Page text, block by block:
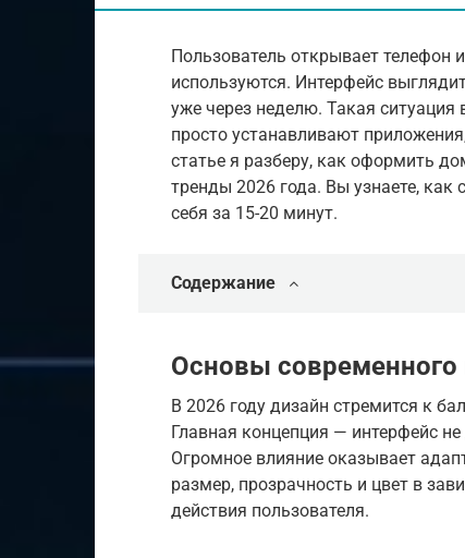
Пользователь открывает телефон
используются. Интерфейс
уже через неделю. Такая
просто устанавливают
статье я разберу, как оформить
тренды 2026 года. Вы узнаете, как
себя за 15-20 минут.
Содержание
Основы современного
В 2026 году дизайн стремится к
Главная концепция — интерфейс
Огромное влияние оказывает
размер, прозрачность и цвет в
действия пользователя.